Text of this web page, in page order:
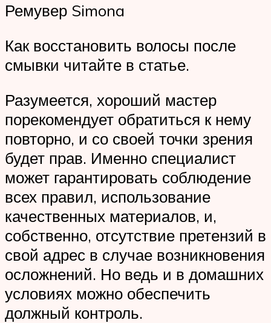
Ремувер Simona
Как восстановить волосы после
смывки читайте в статье.
Разумеется, хороший мастер
порекомендует обратиться к нему
повторно, и со своей точки зрения
будет прав. Именно специалист
может гарантировать соблюдение
всех правил, использование
качественных материалов, и,
собственно, отсутствие претензий в
свой адрес в случае возникновения
осложнений. Но ведь и в домашних
условиях можно обеспечить
должный контроль.